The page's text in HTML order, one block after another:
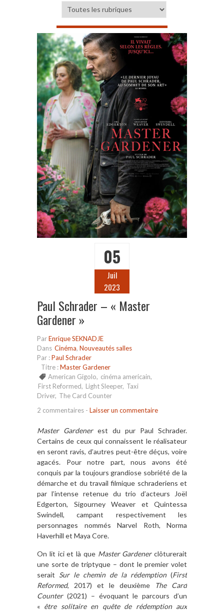
05
Juil
2023
Paul Schrader – « Master
Gardener »
ParEnrique SEKNADJE
Dans Cinéma, Nouveautés salles
Par :Paul Schrader
Titre :Master Gardener
American Gigolo, cinéma americain,
First Reformed, Light Sleeper, Taxi
Driver, The Card Counter
2 commentaires - Laisser un commentaire
Master Gardenerest du pur Paul Schrader.
Certains de ceux qui connaissent le réalisateur
en seront ravis, d’autres peut-être déçus, voire
agacés. Pour notre part, nous avons été
conquis par la toujours grandiose sobriété de la
démarche et du travail filmique schraderiens et
par l’intense retenue du trio d’acteurs Joël
Edgerton, Sigourney Weaver et Quintessa
Swindell, campant respectivement les
personnages nommés Narvel Roth, Norma
Haverhill et Maya Core.
On lit ici et là que Master Gardenerclôturerait
une sorte de triptyque – dont le premier volet
serait Sur le chemin de la rédemption(First
Reformed, 2017) et le deuxième
The Card
Counter(2021) – évoquant le parcours d’un
« être solitaire en quête de rédemption aux